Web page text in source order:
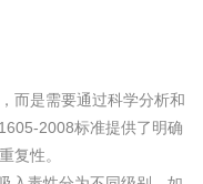
而是需要通过科学分析和
2008标准提供了明确
复性。
凹版油墨和柔印油